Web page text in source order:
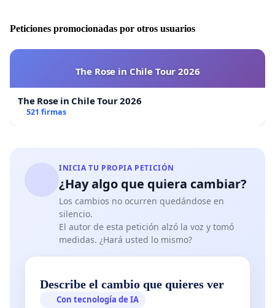
Peticiones promocionadas por otros usuarios
The Rose in Chile Tour 2026
The Rose in Chile Tour 2026
521 firmas
INICIA TU PROPIA PETICIÓN
¿Hay algo que quiera cambiar?
Los cambios no ocurren quedándose en
silencio.
El autor de esta petición alzó la voz y tomó
medidas. ¿Hará usted lo mismo?
Describe el cambio que quieres ver
Con tecnología de IA